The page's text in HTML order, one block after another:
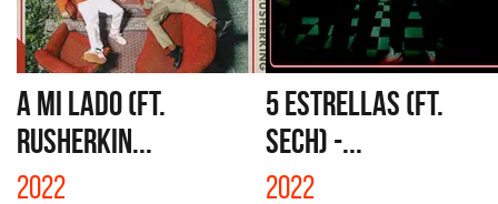
A MI LADO (FT.
RUSHERKIN...
2022
5 ESTRELLAS (FT.
SECH) -...
2022